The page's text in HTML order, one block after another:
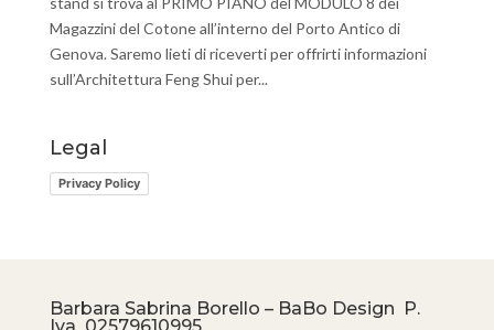
Magazzini del Cotone all’interno del Porto Antico di
Genova. Saremo lieti di riceverti per offrirti informazioni
sull’Architettura Feng Shui per...
Legal
Privacy Policy
Barbara Sabrina Borello – BaBo Design P.